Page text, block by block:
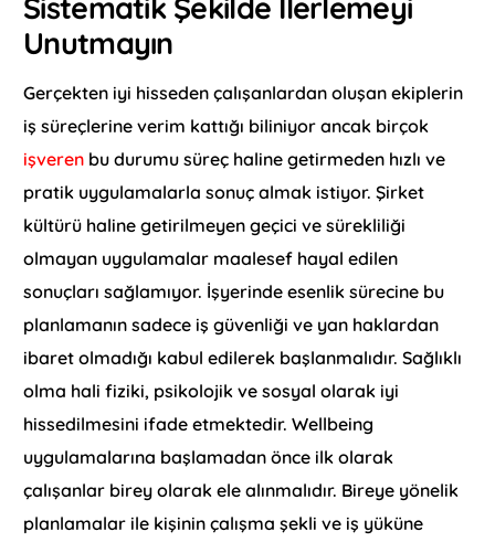
Sistematik Şekilde İlerlemeyi
Unutmayın
Gerçekten iyi hisseden çalışanlardan oluşan ekiplerin
iş süreçlerine verim kattığı biliniyor ancak birçok
işveren bu durumu süreç haline getirmeden hızlı ve
pratik uygulamalarla sonuç almak istiyor. Şirket
kültürü haline getirilmeyen geçici ve sürekliliği
olmayan uygulamalar maalesef hayal edilen
sonuçları sağlamıyor. İşyerinde esenlik sürecine bu
planlamanın sadece iş güvenliği ve yan haklardan
ibaret olmadığı kabul edilerek başlanmalıdır. Sağlıklı
olma hali fiziki, psikolojik ve sosyal olarak iyi
hissedilmesini ifade etmektedir. Wellbeing
uygulamalarına başlamadan önce ilk olarak
çalışanlar birey olarak ele alınmalıdır. Bireye yönelik
planlamalar ile kişinin çalışma şekli ve iş yüküne